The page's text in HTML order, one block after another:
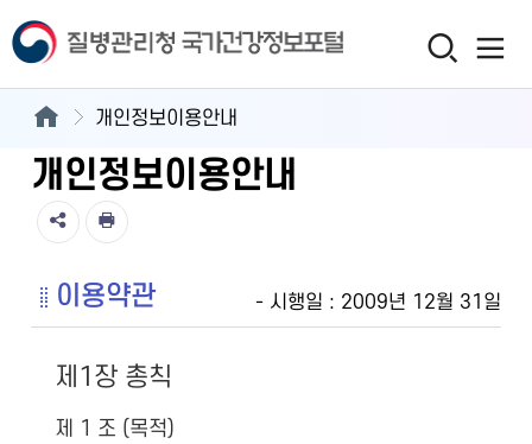
개인정보이용안내
개인정보이용안내
- 시행일 : 2009년 12월 31일
이용약관
제1장 총칙
제 1 조 (목적)